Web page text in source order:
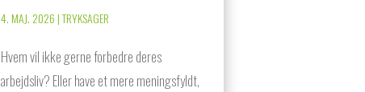
4. MAJ. 2026|TRYKSAGER
Hvem vil ikke gerne forbedre deres
arbejdsliv? Eller have et mere meningsfyldt,